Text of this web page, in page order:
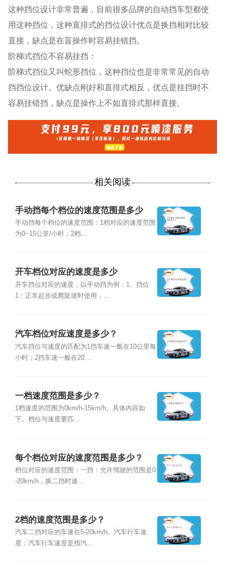
这种挡位设计非常普遍，目前很多品牌的自动挡车型都使
用这种挡位，这种直排式的挡位设计优点是换挡相对比较
直接，缺点是在盲操作时容易挂错挡。
阶梯式挡位不容易挂挡：
阶梯式挡位又叫蛇形挡位，这种挡位也是非常常见的自动
挡挡位设计。优缺点刚好和直排式相反，优点是挂挡时不
容易挂错挡，缺点是操作上不如直排式那样直接。
相关阅读
手动挡每个档位的速度范围是多少
手动挡每个档位的速度范围：1档对应的速度范围
为0~15公里/小时；2档...
开车档位对应的速度是多少
开车挡位对应的速度，以手动挡为例：1、挡位
1：正常起步或爬陡坡时使用，...
汽车档位对应速度是多少？
汽车挡位与速度的匹配为1挡车速一般在10公里每
小时；2挡车速一般在20...
一档速度范围是多少？
1档速度的范围为0km/h-15km/h。具体内容如
下。档位与速度要匹...
每个档位对应的速度范围是多少？
档位对应的速度范围：一挡：允许驾驶的范围是0
-20km/h，换二挡时速...
2档的速度范围是多少？
汽车二挡对应的车速在5-20km/h。汽车行车速
度：汽车行车速度是指汽...